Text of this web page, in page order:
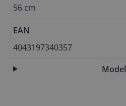
56 cm
EAN
4043197340357
Model